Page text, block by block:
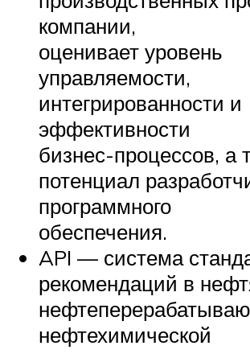
компании,
оценивает уровень
управляемости,
интегрированности и
эффективности
бизнес-процессов, а
потенциал
программного
обеспечения.
API — система
рекомендаций в
нефтехимической